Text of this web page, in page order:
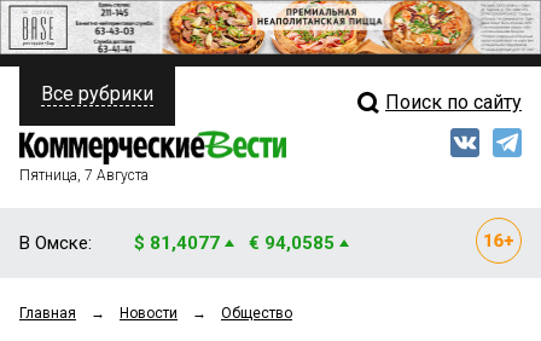
ПОЛИТИКА
ФИНАНСЫ
ОБЩЕСТВО
Свежий выпуск
Все рубрики Поиск по сайту
Пятница, 7 Августа
В Омске: $ 81,4077 € 94,0585
Главная → Новости → Общество